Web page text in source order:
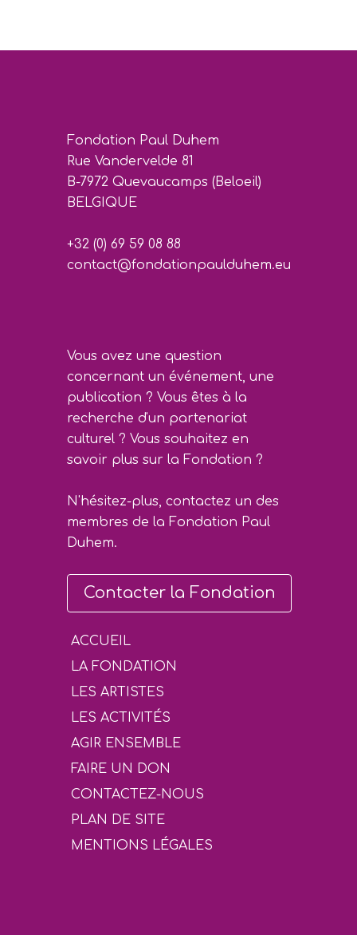
Fondation Paul Duhem
Rue Vandervelde 81
B-7972 Quevaucamps (Beloeil)
BELGIQUE
+32 (0) 69 59 08 88
contact@fondationpaulduhem.eu
Vous avez une question
concernant un événement, une
publication ? Vous êtes à la
recherche d'un partenariat
culturel ? Vous souhaitez en
savoir plus sur la Fondation ?
N'hésitez-plus, contactez un des
membres de la Fondation Paul
Duhem.
Contacter la Fondation
ACCUEIL
LA FONDATION
LES ARTISTES
LES ACTIVITÉS
AGIR ENSEMBLE
FAIRE UN DON
CONTACTEZ-NOUS
PLAN DE SITE
MENTIONS LÉGALES